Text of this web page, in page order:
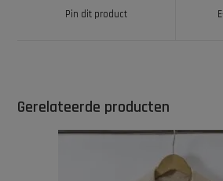
Pin dit product
Gerelateerde producten